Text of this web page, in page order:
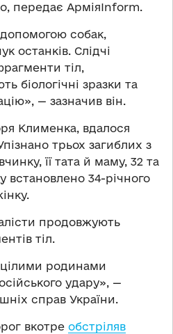
передає АрміяInform.
собак,
останків. Слідчі
тіл,
біологічні зразки та
— зазначив він.
Клименка, вдалося
трьох загиблих з
її тата й маму, 32 та
встановлено 34-річного
продовжують
тіл.
цілими родинами
удару», —
справ України.
вкотре обстріляв